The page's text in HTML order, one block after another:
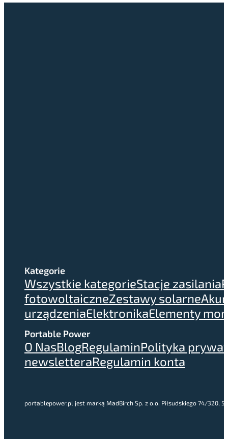
Kategorie
Wszystkie kategorieStacje zasilania
fotowoltaiczneZestawy solarne
urządzeniaElektronikaElementy
Portable Power
O NasBlogRegulaminPolityka
newsletteraRegulamin konta
portablepower.pl jest marką MadBirch Sp. z o.o. Piłsudskiego 74/320,